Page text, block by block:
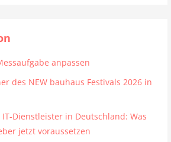
anpassen
des NEW bauhaus Festivals 2026 in
Dienstleister in Deutschland: Was
jetzt voraussetzen